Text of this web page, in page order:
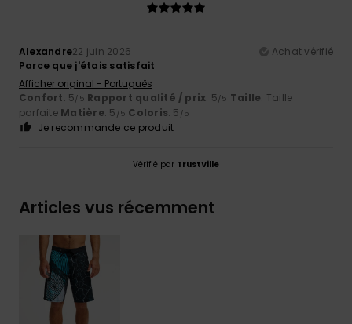
Alexandre22 juin 2026
Achat vérifié
Parce que j'étais satisfait
Afficher original - Português
Confort: 5/5 Rapport qualité / prix: 5/5 Taille: Taille
parfaite Matière: 5 /5 Coloris: 5 /5
Je recommande ce produit
Vérifié par TrustVille
Articles vus récemment